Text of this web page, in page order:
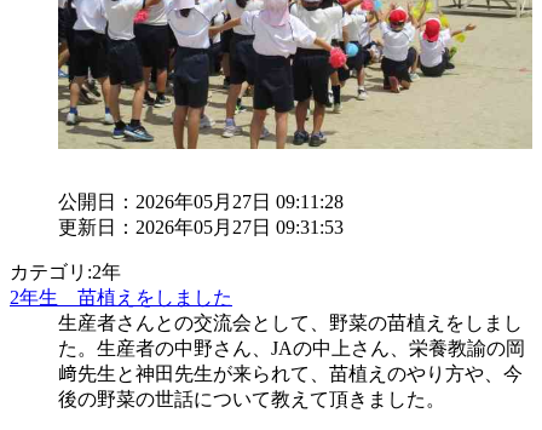
公開日：2026年05月27日 09:11:28
更新日：2026年05月27日 09:31:53
カテゴリ:2年
2年生 苗植えをしました
生産者さんとの交流会として、野菜の苗植えをしまし
た。生産者の中野さん、JAの中上さん、栄養教諭の岡
﨑先生と神田先生が来られて、苗植えのやり方や、今
後の野菜の世話について教えて頂きました。